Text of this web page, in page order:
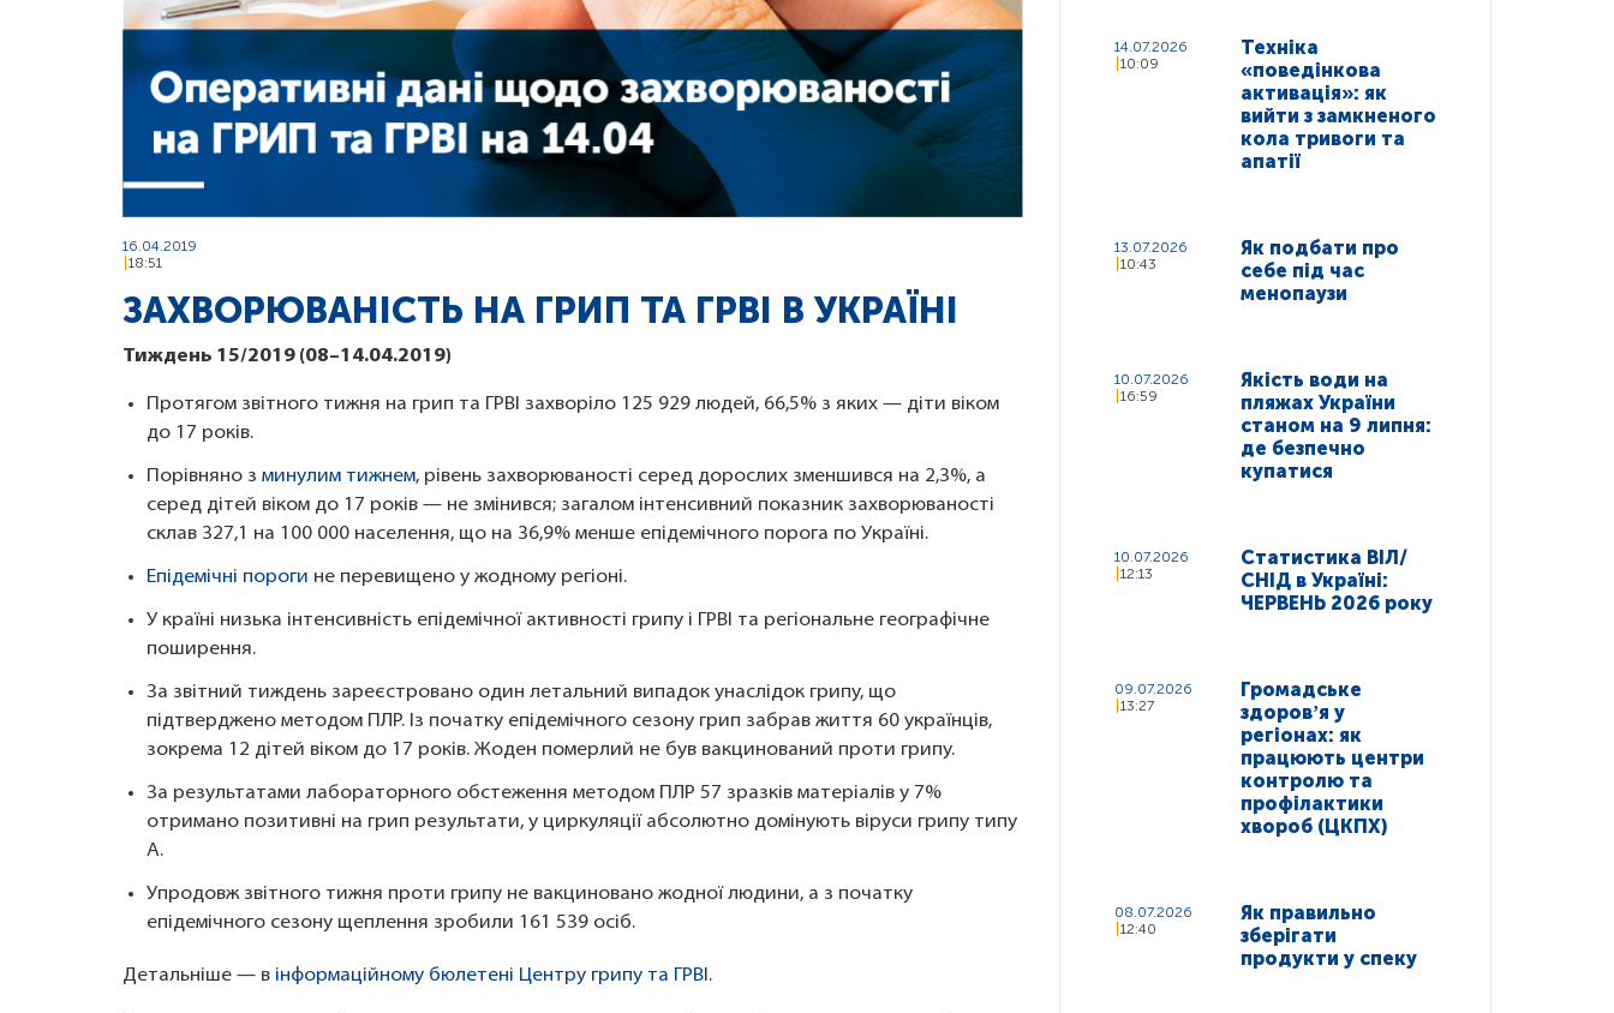
16.04.2019
18:51
ЗАХВОРЮВАНІСТЬ НА ГРИП ТА ГРВІ В УКРАЇНІ
Тиждень 15/2019 (08–14.04.2019)
Протягом звітного тижня на грип та ГРВІ захворіло 125 929 людей, 66,5% з яких — діти віком
до 17 років.
Порівняно з минулим тижнем, рівень захворюваності серед дорослих зменшився на 2,3%, а
серед дітей віком до 17 років — не змінився; загалом інтенсивний показник захворюваності
склав 327,1 на 100 000 населення, що на 36,9% менше епідемічного порога по Україні.
Епідемічні пороги не перевищено у жодному регіоні.
У країні низька інтенсивність епідемічної активності грипу і ГРВІ та регіональне географічне
поширення.
За звітний тиждень зареєстровано один летальний випадок унаслідок грипу, що
підтверджено методом ПЛР. Із початку епідемічного сезону грип забрав життя 60 українців,
зокрема 12 дітей віком до 17 років. Жоден померлий не був вакцинований проти грипу.
За результатами лабораторного обстеження методом ПЛР 57 зразків матеріалів у 7%
отримано позитивні на грип результати, у циркуляції абсолютно домінують віруси грипу типу
A.
Упродовж звітного тижня проти грипу не вакциновано жодної людини, а з початку
епідемічного сезону щеплення зробили 161 539 осіб.
Детальніше — в інформаційному бюлетені Центру грипу та ГРВІ.
14.07.2026
10:09
Техніка
«поведінкова
активація»: як
вийти з замкненого
кола тривоги та
апатії
13.07.2026
10:43
Як подбати про
себе під час
менопаузи
10.07.2026
16:59
Якість води на
пляжах України
станом на 9 липня:
де безпечно
купатися
10.07.2026
12:13
Статистика ВІЛ/
СНІД в Україні:
ЧЕРВЕНЬ 2026 року
09.07.2026
13:27
Громадське
здоровʼя у
регіонах: як
працюють центри
контролю та
профілактики
хвороб (ЦКПХ)
08.07.2026
12:40
Як правильно
зберігати
продукти у спеку